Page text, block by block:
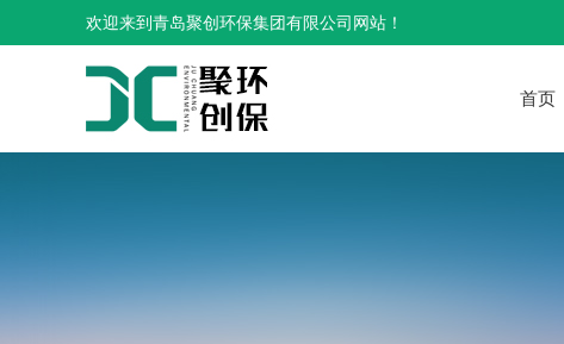
欢迎来到青岛聚创环保集团有限公司网站！
首页